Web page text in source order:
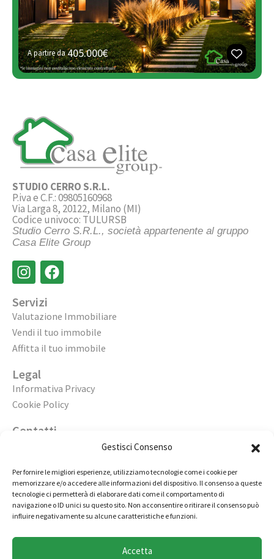
Gestisci Consenso
Per fornire le migliori esperienze, utilizziamo tecnologie come i cookie per
memorizzare e/o accedere alle informazioni del dispositivo. Il consenso a queste
tecnologie ci permetterà di elaborare dati come il comportamento di
navigazione o ID unici su questo sito. Non acconsentire o ritirare il consenso può
influire negativamente su alcune caratteristiche e funzioni.
Accetta
A partire da405.000€
STUDIO CERRO S.R.L.
P.iva e C.F.: 09805160968
Via Larga 8, 20122, Milano (MI)
Codice univoco: TULURSB
Studio Cerro S.R.L., società appartenente al gruppo
Casa Elite Group
Servizi
Valutazione Immobiliare
Vendi il tuo immobile
Affitta il tuo immobile
Legal
Informativa Privacy
Cookie Policy
Contatti
02 98236472
info@immobiliarecasaelite.it